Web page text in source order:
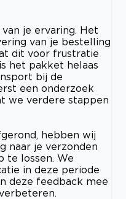
je ervaring. Het
van je bestelling
dit voor frustratie
het pakket helaas
bij de
een onderzoek
we verdere stappen
hebben wij
naar je verzonden
te lossen. We
in deze periode
deze feedback mee